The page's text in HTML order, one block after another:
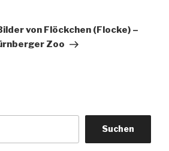
von Flöckchen (Flocke) –
Zoo
Suchen